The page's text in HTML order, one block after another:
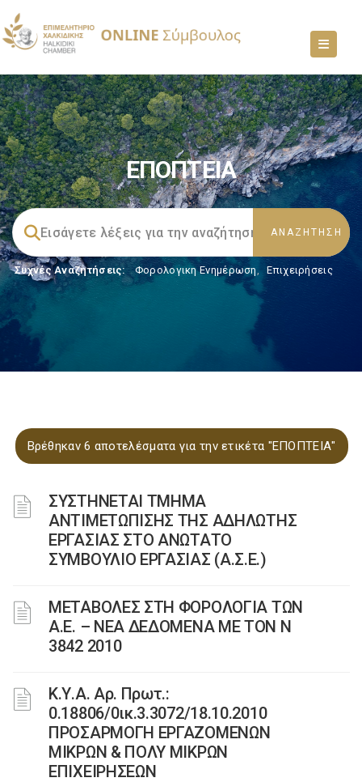
ΕΠΟΠΤΕΙΑ
Συχνές Αναζητήσεις: Φορολογικη Ενημέρωση, Επιχειρήσεις
Βρέθηκαν 6 αποτελέσματα για την ετικέτα "ΕΠΟΠΤΕΙΑ"
ΣΥΣΤΗΝΕΤΑΙ ΤΜΗΜΑ
ΑΝΤΙΜΕΤΩΠΙΣΗΣ ΤΗΣ ΑΔΗΛΩΤΗΣ
ΕΡΓΑΣΙΑΣ ΣΤΟ ΑΝΩΤΑΤΟ
ΣΥΜΒΟΥΛΙΟ ΕΡΓΑΣΙΑΣ (Α.Σ.Ε.)
ΜΕΤΑΒΟΛΕΣ ΣΤΗ ΦΟΡΟΛΟΓΙΑ ΤΩΝ
Α.Ε. – ΝΕΑ ΔΕΔΟΜΕΝΑ ME TON N
3842 2010
Κ.Υ.Α. Αρ. Πρωτ.:
0.18806/0ικ.3.3072/18.10.2010
ΠΡΟΣΑΡΜΟΓΗ ΕΡΓΑΖΟΜΕΝΩΝ
ΜΙΚΡΩΝ & ΠΟΛΥ ΜΙΚΡΩΝ
ΕΠΙΧΕΙΡΗΣΕΩΝ